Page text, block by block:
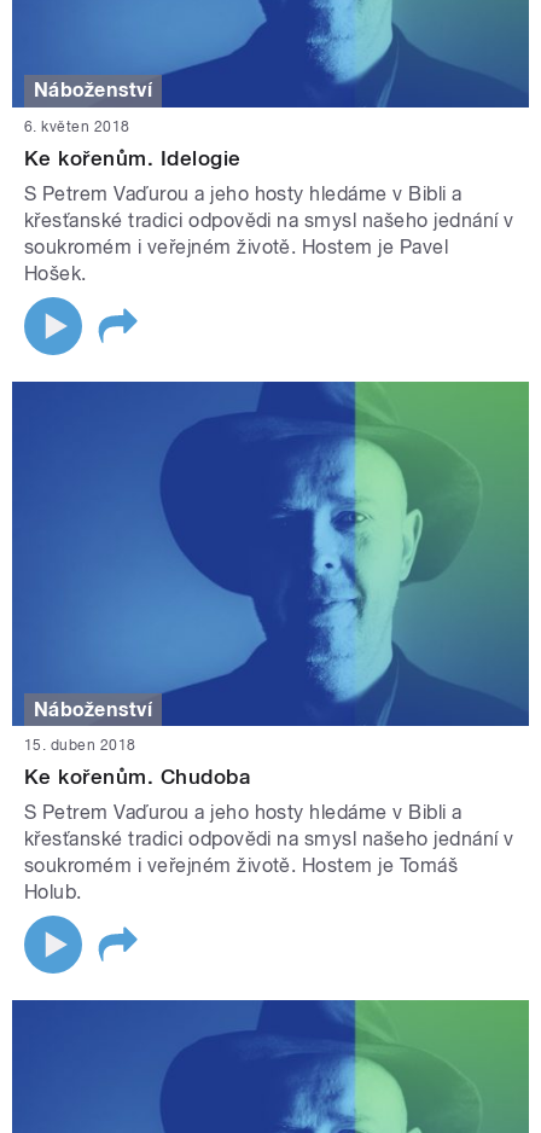
Náboženství
6. květen 2018
Ke kořenům. Idelogie
S Petrem Vaďurou a jeho hosty hledáme v Bibli a
křesťanské tradici odpovědi na smysl našeho jednání v
soukromém i veřejném životě. Hostem je Pavel
Hošek.
Náboženství
15. duben 2018
Ke kořenům. Chudoba
S Petrem Vaďurou a jeho hosty hledáme v Bibli a
křesťanské tradici odpovědi na smysl našeho jednání v
soukromém i veřejném životě. Hostem je Tomáš
Holub.